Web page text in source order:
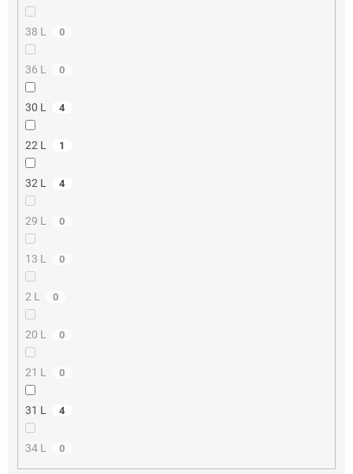
38 L 0
36 L 0
30 L 4
22 L 1
32 L 4
29 L 0
13 L 0
2 L 0
20 L 0
21 L 0
31 L 4
34 L 0